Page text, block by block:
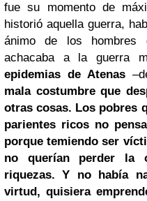
fue su momento de
historió aquella guerra,
ánimo de los hombres
achacaba a la guerra
epidemias de Atenas
mala costumbre que
otras cosas. Los pobres
parientes ricos no
porque temiendo ser
no querían perder la
riquezas. Y no había
virtud, quisiera